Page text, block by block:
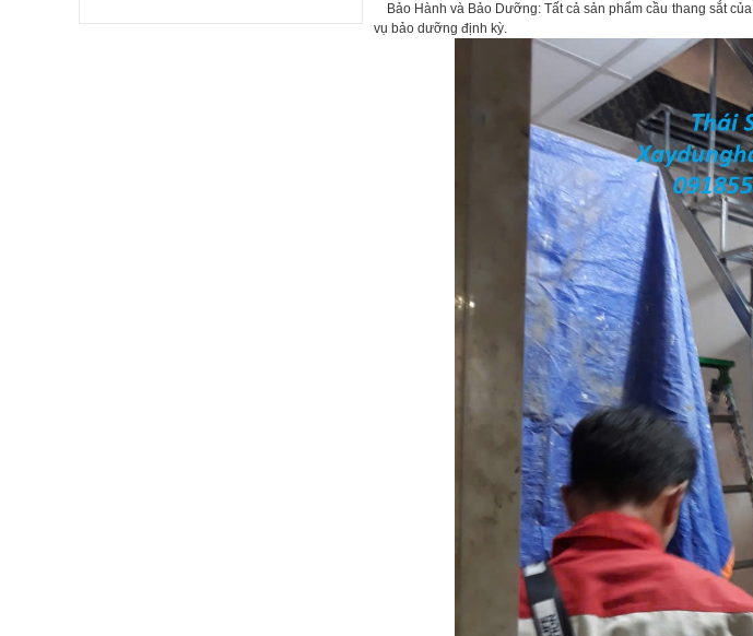
Bảo Hành và Bảo Dưỡng: Tất cả sản phẩm cầu thang sắt của
vụ bảo dưỡng định kỳ.